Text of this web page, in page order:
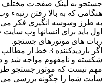
جستجو به لینک صفحات
هنگامی که به بالا رفتن
به طرز وسوسه انگیزی فکر می
اول باید برای انسانها وب
ربات های موتورهای جستجو.
اگر بازدیدکننده
شکسته و نامفهوم مواجه شد و
مهم نیست که موتور جستجو
سایت شما را چگونه بررسی می